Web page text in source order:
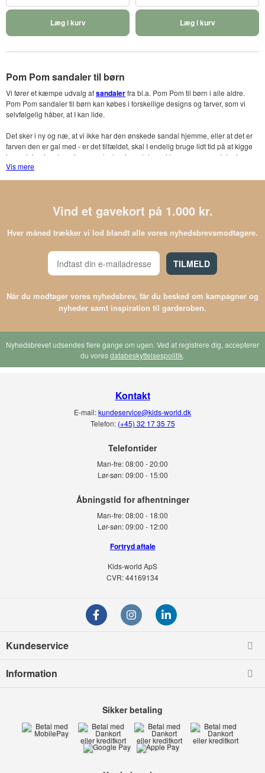
Læg i kurv Læg i kurv
Pom Pom sandaler til børn
Vi fører et kæmpe udvalg afsandalerfra bl.a. Pom Pom til børn i alle aldre.
Pom Pom sandaler til børn kan købes i forskellige designs og farver, som vi
selvfølgelig håber, at I kan lide.
Det sker i ny og næ, at vi ikke har den ønskede sandal hjemme, eller at det er
farven den er gal med - er det tilfældet, skal I endelig bruge lidt tid på at kigge
jer omkring i resten af vores udvalg af sandaler - vi har mange sandaler i
forskellige designs, materialer og farver på lager.
Når du shopper hos os, kan du kvit og frit få leveret din ordre til en dansk
en gratis kreditordning, hvor du kan vente med at betale for ordren til den
første i en given måned, eller til når børnepengene bliver udbetalt.
meget velkommen til at sende dine ønsker til vores support.
Vis mere
Vind et gavekort på 1.000 kr.
Hver måned trækker vi lod blandt alle vores nyhedsbrevsmodtagere.
TILMELD
Når du modtager vores nyhedsbrev, får du besked om kampagner og
nyheder samt inspiration til garderoben.
Nyhedsbrevet udsendes flere gange om ugen. Ved at registrere dig, accepterer
du voresdatabeskyttelsespolitik.
Kontakt
E-mail:kundeservice@kids-world.dk
Telefon: (+45) 32 17 35 75
Telefontider
Man-fre:08:00 - 20:00
Lør-søn: 09:00 - 15:00
Man-fre:08:00 - 18:00
Lør-søn:09:00 - 12:00
Fortryd aftale
Kids-world ApS
CVR: 44169134
Kundeservice
Information
Sikker betaling